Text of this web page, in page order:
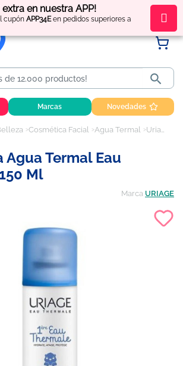
extra en nuestra APP!
cupón APP34Een pedidos superiores a
y obténpuntos por tus compras

Marcas Novedades
Cosmética Facial Agua Termal Uriage 1era agua termal Eau Thermale, 150 ml
Agua Termal Eau
Ml
Marca URIAGE